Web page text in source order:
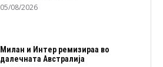
05/08/2026
Милан и Интер ремизираа во
далечната Австралија